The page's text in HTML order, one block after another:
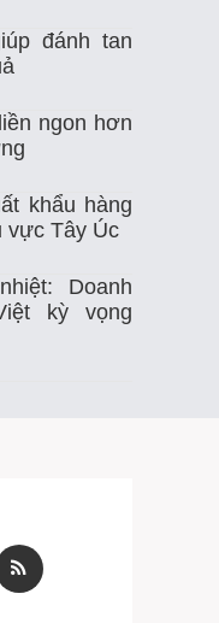
Dõi Nhiệt Độ
Thủy Sản
Sản Xuất Khẩu
Việt Nam
đánh tan
ngon hơn
khẩu hàng
vực Tây Úc
Doanh
kỳ vọng